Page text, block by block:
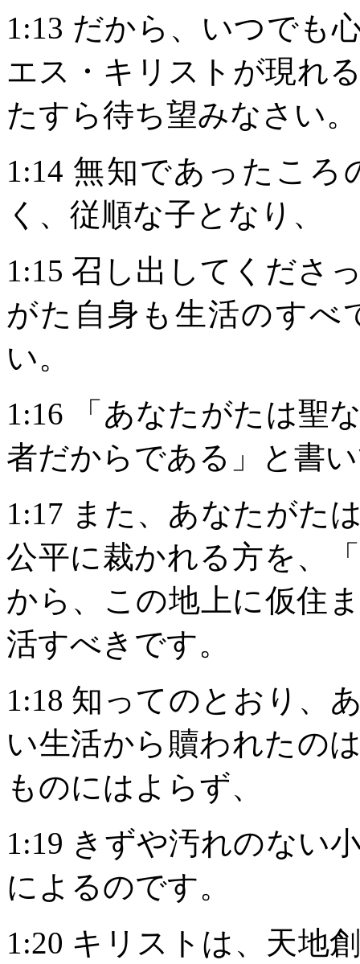
1:13 だから、いつでも
エス・キリストが現れ
たすら待ち望みなさい。
1:14 無知であったころ
く、従順な子となり、
1:15 召し出してくださ
がた自身も生活のすべ
い。
1:16
「あなたがたは聖
者だからである」と書
1:17 また、あなたがた
公平に裁かれる方を、
から、この地上に仮住
活すべきです。
1:18 知ってのとおり、
い生活から贖われたの
ものにはよらず、
1:19 きずや汚れのない
によるのです。
1:20 キリストは、天地